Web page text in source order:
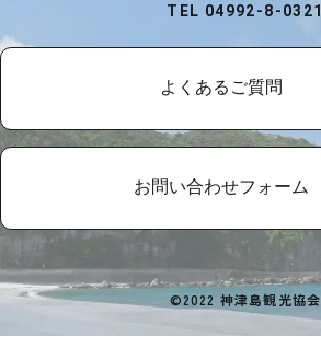
TEL 04992-8-0321
よくあるご質問
お問い合わせフォーム
©2022 神津島観光協会